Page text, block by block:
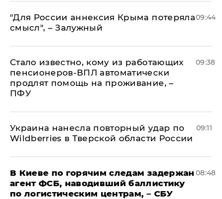
"Для России аннексия Крыма потеряла
смысл", – Залужный
09:44
Стало известно, кому из работающих
пенсионеров-ВПЛ автоматически
продлят помощь на проживание, –
ПФУ
09:38
Украина нанесла повторный удар по
Wildberries в Тверской области России
09:11
В Киеве по горячим следам задержан
агент ФСБ, наводивший баллистику
по логистическим центрам, – СБУ
08:48